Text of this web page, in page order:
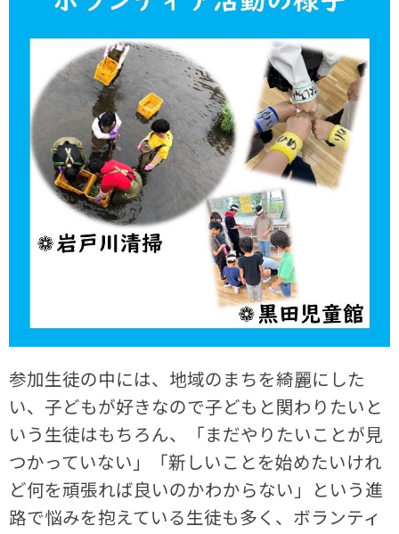
参加生徒の中には、地域のまちを綺麗にした
い、子どもが好きなので子どもと関わりたいと
いう生徒はもちろん、「まだやりたいことが見
つかっていない」「新しいことを始めたいけれ
ど何を頑張れば良いのかわからない」という進
路で悩みを抱えている生徒も多く、ボランティ